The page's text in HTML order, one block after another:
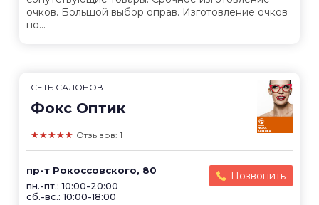
очков. Большой выбор оправ. Изготовление очков
по...
СЕТЬ САЛОНОВ
Фокс Оптик
★★★★★ Отзывов: 1
пр-т Рокоссовского, 80
пн.-пт.: 10:00-20:00
сб.-вс.: 10:00-18:00
Позвонить